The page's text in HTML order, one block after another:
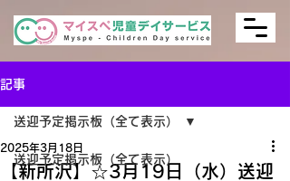
記事
送迎予定掲示板（全て表示）
送迎予定掲示板（全て表示）
【新所沢】☆3月19日（水）送迎
2025年3月18日